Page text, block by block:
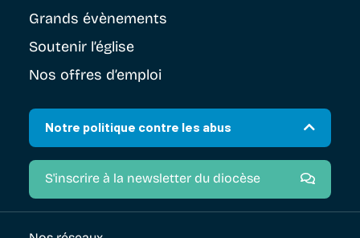
Grands évènements
Soutenir l’église
Nos offres d’emploi
Notre politique contre les abus
S'inscrire à la newsletter du diocèse